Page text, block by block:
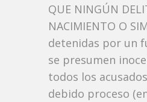
QUE NINGÚN
NACIMIENTO O
detenidas por un
se presumen
todos los
debido proceso